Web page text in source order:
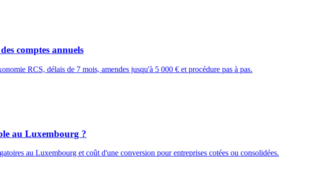
comptes annuels
RCS, délais de 7 mois, amendes jusqu'à 5 000 € et procédure pas à pas.
au Luxembourg ?
au Luxembourg et coût d'une conversion pour entreprises cotées ou consolidées.